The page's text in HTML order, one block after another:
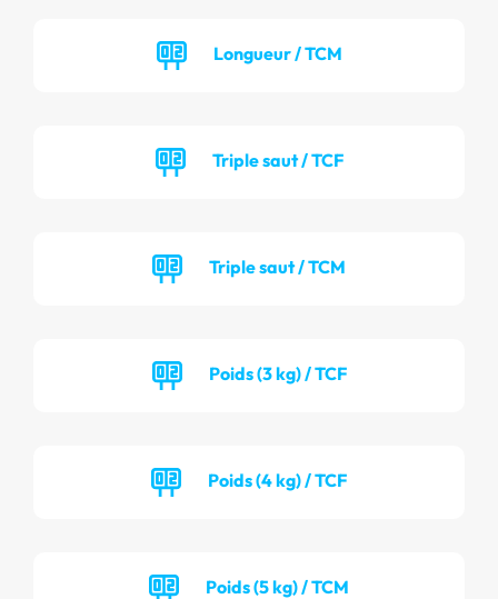
Longueur / TCM
Triple saut / TCF
Triple saut / TCM
Poids (3 kg) / TCF
Poids (4 kg) / TCF
Poids (5 kg) / TCM